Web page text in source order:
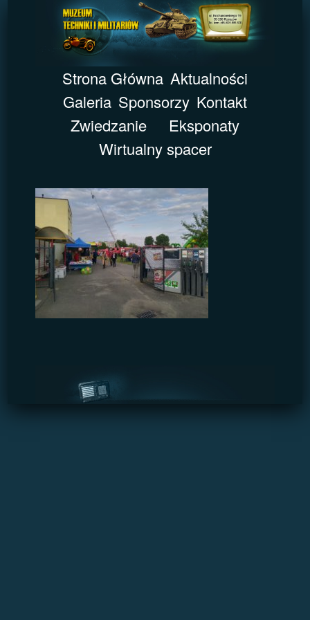
Strona Główna Aktualności
Galeria Sponsorzy Kontakt
Zwiedzanie
Eksponaty
Wirtualny spacer